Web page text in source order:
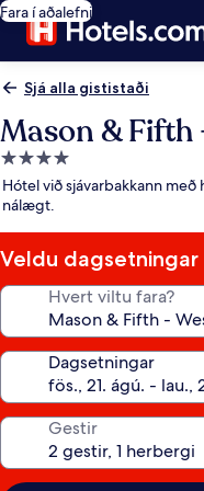
Fara í aðalefni
Sjá alla gististaði
Mason & Fifth
4.0
stjörnu
gististaður
Hótel við sjávarbakkann
nálægt.
Veldu dagsetningar
Hvert viltu fara?
Dagsetningar
Gestir